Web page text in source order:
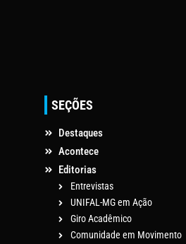
SEÇÕES
Destaques
Acontece
Editorias
Entrevistas
UNIFAL-MG em Ação
Giro Acadêmico
Comunidade em Movimento